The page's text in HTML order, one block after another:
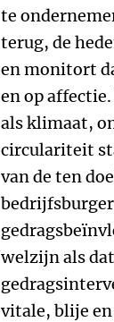
te
terug, de
en monitort
en op
als klimaat,
circulariteit
van de ten
welzijn als
vitale, blije